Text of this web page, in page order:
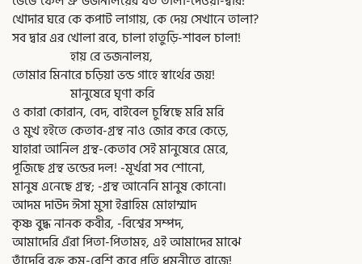
খোদার ঘরে কে কপাট লাগায়, কে দেয় সেখানে তালা?
সব দ্বার এর খোলা রবে, চালা হাতুড়ি-শাবল চালা!
হায় রে ভজনালয়,
তোমার মিনারে চড়িয়া ভন্ড গাহে স্বার্থের জয়!
মানুষেরে ঘৃণা করি
ও কারা কোরান, বেদ, বাইবেল চুম্বিছে মরি মরি
ও মুখ হইতে কেতাব-গ্রন্থ নাও জোর করে কেড়ে,
যাহারা আনিল গ্রন্থ-কেতাব সেই মানুষেরে মেরে,
পূজিছে গ্রন্থ ভন্ডের দল! -মূর্খরা সব শোনো,
মানুষ এনেছে গ্রন্থ; -গ্রন্থ আনেনি মানুষ কোনো।
আদম দাউদ ঈসা মুসা ইব্রাহিম মোহাম্মাদ
কৃষ্ণ বুদ্ধ নানক কবীর, -বিশ্বের সম্পদ,
আমাদেরি এঁরা পিতা-পিতামহ, এই আমাদের মাঝে